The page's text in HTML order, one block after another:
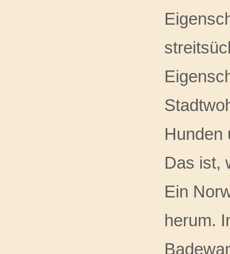
Hunden
Das ist,
Ein
herum.